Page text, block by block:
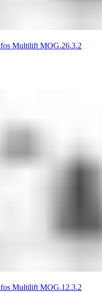
Multilift MOG.26.3.2
Multilift MOG.12.3.2